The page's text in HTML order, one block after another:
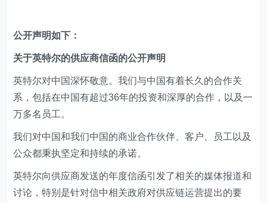
公开声明如下：
关于英特尔的供应商信函的公开声明
英特尔对中国深怀敬意。我们与中国有着长久的合作关
系，包括在中国有超过36年的投资和深厚的合作，以及一
万多名员工。
我们对中国和我们中国的商业合作伙伴、客户、员工以及
公众都秉执坚定和持续的承诺。
英特尔向供应商发送的年度信函引发了相关的媒体报道和
讨论，特别是针对信中相关政府对供应链运营提出的要